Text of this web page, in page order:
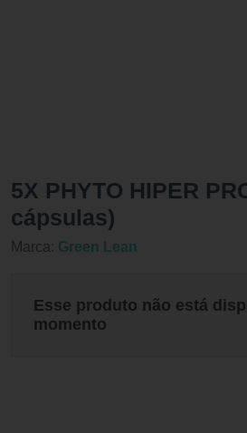
5X PHYTO HIPER
cápsulas)
Marca: Green Lean
Esse produto não está
momento